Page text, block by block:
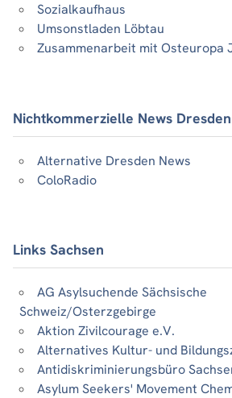
Sozialkaufhaus
Umsonstladen Löbtau
Zusammenarbeit mit Osteuropa
Nichtkommerzielle News Dresden
Alternative Dresden News
ColoRadio
Links Sachsen
AG Asylsuchende Sächsische
Schweiz/Osterzgebirge
Aktion Zivilcourage e.V.
Alternatives Kultur- und
Antidiskriminierungsbüro
Asylum Seekers' Movement